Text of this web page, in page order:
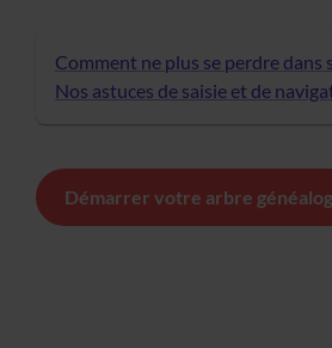
Comment ne plus se perdre dans
Nos astuces de saisie et de
Démarrer votre arbre